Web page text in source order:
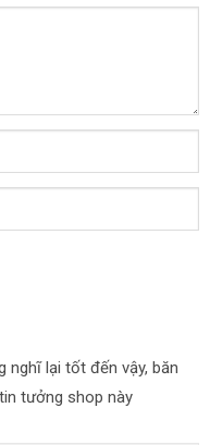
nghĩ lại tốt đến vậy, băn
tưởng shop này